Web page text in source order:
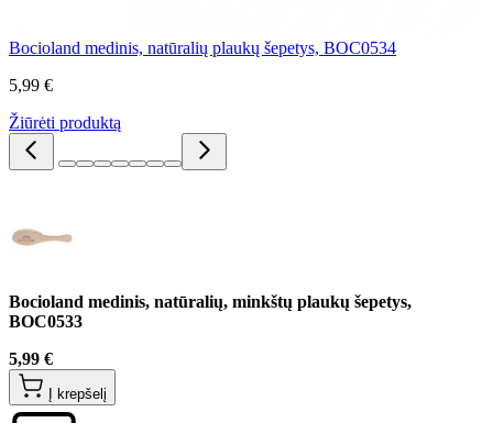
Bocioland medinis, natūralių plaukų šepetys, BOC0534
5,99 €
Žiūrėti produktą
Bocioland medinis, natūralių, minkštų plaukų šepetys,
BOC0533
5,99 €
Į krepšelį